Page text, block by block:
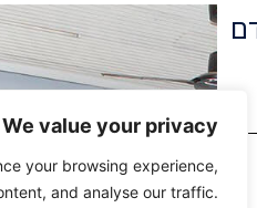
We value your privacy
your browsing experience,
and analyse our traffic.